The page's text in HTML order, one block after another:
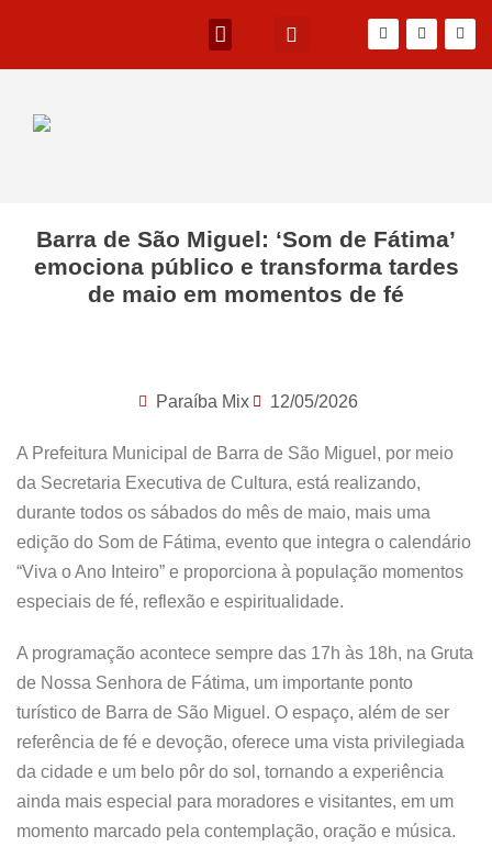
Barra de São Miguel: ‘Som de Fátima’
emociona público e transforma tardes
de maio em momentos de fé
Paraíba Mix 12/05/2026
A Prefeitura Municipal de Barra de São Miguel, por meio
da Secretaria Executiva de Cultura, está realizando,
durante todos os sábados do mês de maio, mais uma
edição do Som de Fátima, evento que integra o calendário
“Viva o Ano Inteiro” e proporciona à população momentos
especiais de fé, reflexão e espiritualidade.
A programação acontece sempre das 17h às 18h, na Gruta
de Nossa Senhora de Fátima, um importante ponto
turístico de Barra de São Miguel. O espaço, além de ser
referência de fé e devoção, oferece uma vista privilegiada
da cidade e um belo pôr do sol, tornando a experiência
ainda mais especial para moradores e visitantes, em um
momento marcado pela contemplação, oração e música.